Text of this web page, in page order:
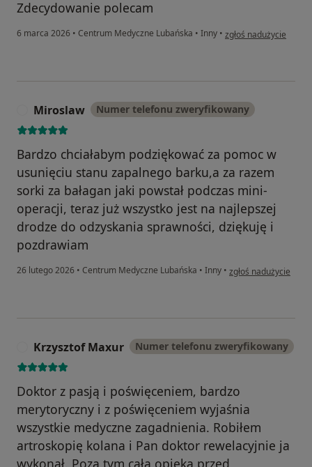
Zdecydowanie polecam
6 marca 2026 • Centrum Medyczne Lubańska • Inny • w opinii użytkownika
zgłoś nadużycie
Miroslaw Numer telefonu zweryfikowany
Bardzo chciałabym podziękować za pomoc w
usunięciu stanu zapalnego barku,a za razem
sorki za bałagan jaki powstał podczas mini-
operacji, teraz już wszystko jest na najlepszej
drodze do odzyskania sprawności, dziękuję i
pozdrawiam
26 lutego 2026 • Centrum Medyczne Lubańska • Inny • w opinii użytkownika
zgłoś nadużycie
Krzysztof Maxur Numer telefonu zweryfikowany
Doktor z pasją i poświęceniem, bardzo
merytoryczny i z poświęceniem wyjaśnia
wszystkie medyczne zagadnienia. Robiłem
artroskopię kolana i Pan doktor rewelacyjnie ja
wykonał. Poza tym cała opieka przed